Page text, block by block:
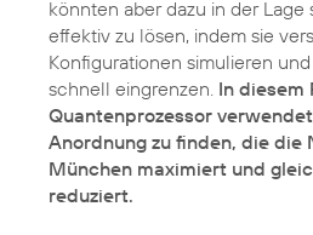
könnten aber dazu in der Lage
effektiv zu lösen, indem sie
Konfigurationen simulieren
schnell eingrenzen. In
Quantenprozessor
Anordnung zu finden, die die
München maximiert und
reduziert.